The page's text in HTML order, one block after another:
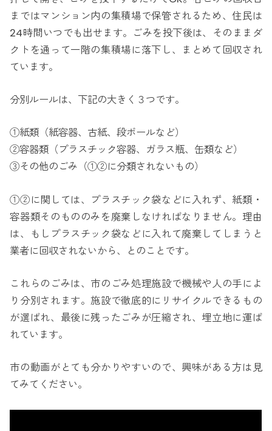
まではマンション内の集積場で保管されるため、住民は
24時間いつでも出せます。ごみを投下後は、そのままダ
クトを通って一階の集積場に落下し、まとめて回収され
ています。
分別ルールは、下記の大きく３つです。
①紙類（紙容器、古紙、段ボールなど）
②容器類（プラスチック容器、ガラス瓶、缶類など）
③その他のごみ（①②に分類されないもの）
①②に関しては、プラスチック袋などに入れず、紙類・
容器類そのもののみを廃棄しなければなりません。理由
は、もしプラスチック袋などに入れて廃棄してしまうと
業者に回収されないから、とのことです。
これらのごみは、市のごみ処理施設で機械や人の手によ
り分別されます。施設で徹底的にリサイクルできるもの
が選ばれ、最後に残ったごみが圧縮され、埋立地に運ば
れています。
市の動画がとても分かりやすいので、興味がある方は見
てみてください。